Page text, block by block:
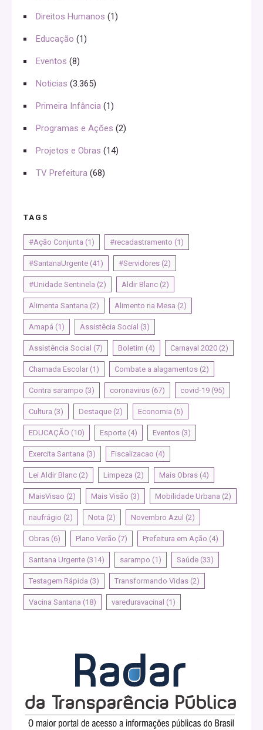
Direitos Humanos (1)
Educação (1)
Eventos (8)
Noticias (3.365)
Primeira Infância (1)
Programas e Ações (2)
Projetos e Obras (14)
TV Prefeitura (68)
TAGS
#Ação Conjunta (1) #recadastramento (1)
#SantanaUrgente (41) #Servidores (2)
#Unidade Sentinela (2) Aldir Blanc (2)
Alimenta Santana (2) Alimento na Mesa (2)
Amapá (1) Assistêcia Social (3)
Assistência Social (7) Boletim (4) Carnaval 2020 (2)
Chamada Escolar (1) Combate a alagamentos (2)
Contra sarampo (3) coronavirus (67) covid-19 (95)
Cultura (3) Destaque (2) Economia (5)
EDUCAÇÃO (10) Esporte (4) Eventos (3)
Exercita Santana (3) Fiscalizacao (4)
Lei Aldir Blanc (2) Limpeza (2) Mais Obras (4)
MaisVisao (2) Mais Visão (3) Mobilidade Urbana (2)
naufrágio (2) Nota (2) Novembro Azul (2)
Obras (6) Plano Verão (7) Prefeitura em Ação (4)
Santana Urgente (314) sarampo (1) Saúde (33)
Testagem Rápida (3) Transformando Vidas (2)
Vacina Santana (18) vareduravacinal (1)